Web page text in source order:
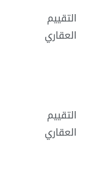
التقييم
العقاري
التقييم
العقاري